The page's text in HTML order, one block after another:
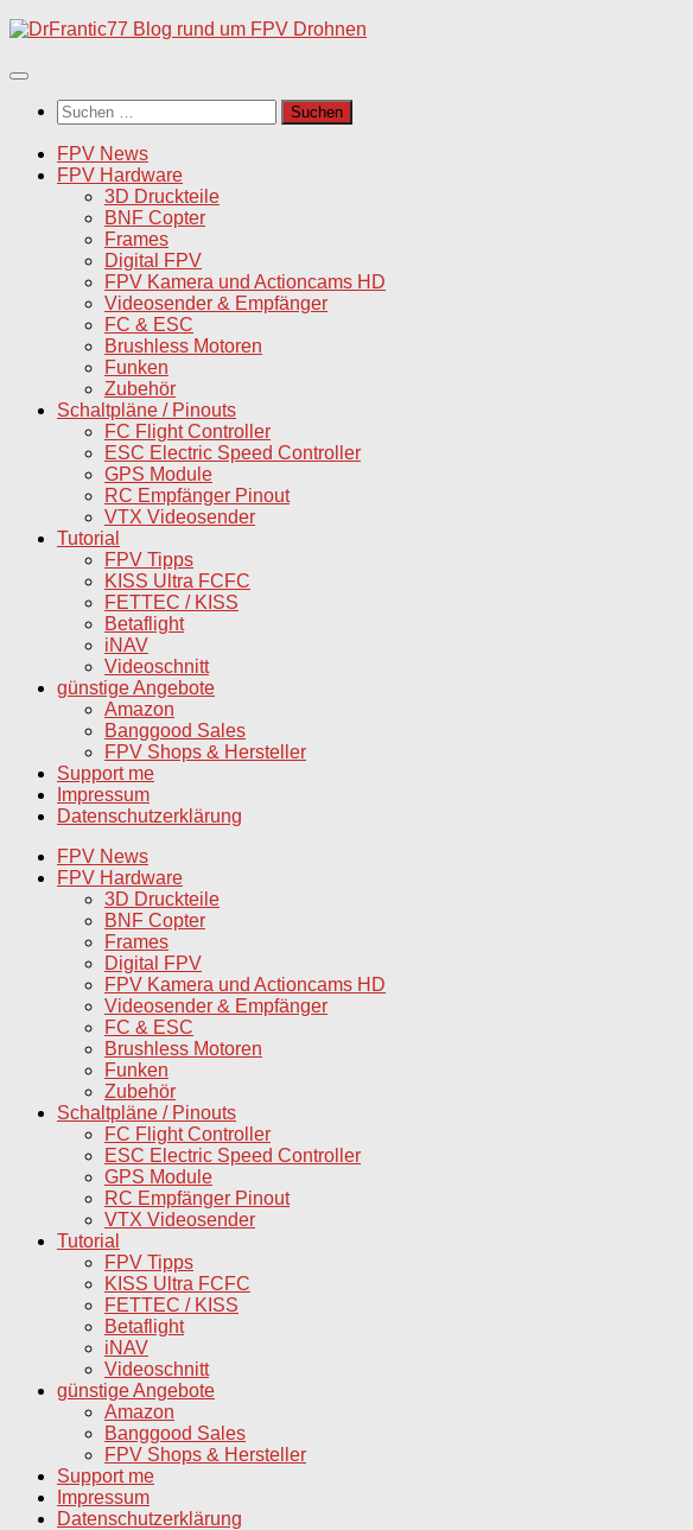
Unter
Inhalt
Suchen
nach:
FPV News
FPV Hardware
3D Druckteile
BNF Copter
Frames
Digital FPV
FPV Kamera und Actioncams HD
Videosender & Empfänger
FC & ESC
Brushless Motoren
Funken
Zubehör
Schaltpläne / Pinouts
FC Flight Controller
ESC Electric Speed Controller
GPS Module
RC Empfänger Pinout
VTX Videosender
Tutorial
FPV Tipps
KISS Ultra FCFC
FETTEC / KISS
Betaflight
iNAV
Videoschnitt
günstige Angebote
Amazon
Banggood Sales
FPV Shops & Hersteller
Support me
Impressum
Datenschutzerklärung
FPV News
FPV Hardware
3D Druckteile
BNF Copter
Frames
Digital FPV
FPV Kamera und Actioncams HD
Videosender & Empfänger
FC & ESC
Brushless Motoren
Funken
Zubehör
Schaltpläne / Pinouts
FC Flight Controller
ESC Electric Speed Controller
GPS Module
RC Empfänger Pinout
VTX Videosender
Tutorial
FPV Tipps
KISS Ultra FCFC
FETTEC / KISS
Betaflight
iNAV
Videoschnitt
günstige Angebote
Amazon
Banggood Sales
FPV Shops & Hersteller
Support me
Impressum
Datenschutzerklärung